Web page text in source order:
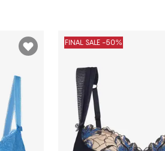
FINAL SALE -50%